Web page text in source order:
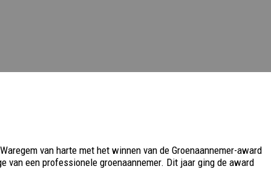
van harte met het winnen van de Groenaannemer-award
van een professionele groenaannemer. Dit jaar ging de award